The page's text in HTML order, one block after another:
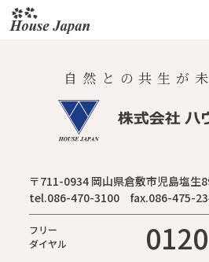
自然との共生が
〒711-0934 岡山県倉敷市児島塩生
tel.086-470-3100 fax.086-475-
フリー
ダイヤル